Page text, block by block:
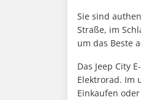
Sie sind
Straße, im
um das Beste
Das Jeep City
Elektrorad. Im
Einkaufen